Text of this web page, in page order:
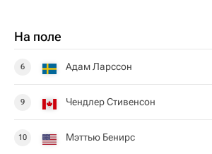
На поле
6 Адам Ларссон
9 Чендлер Стивенсон
10 Мэттью Бенирс